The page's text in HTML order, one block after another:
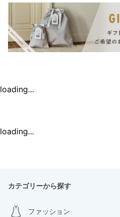
loading...
loading...
カテゴリーから探す
ファッション